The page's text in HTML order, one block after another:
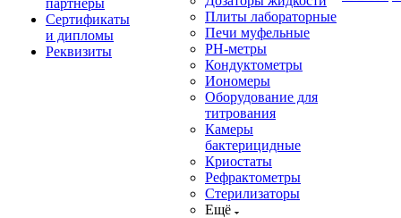
партнеры
Сертификаты
и дипломы
Реквизиты
Плиты лабораторные
Печи муфельные
РН-метры
Кондуктометры
Иономеры
Оборудование для
титрования
Камеры
бактерицидные
Криостаты
Рефрактометры
Стерилизаторы
Ещё